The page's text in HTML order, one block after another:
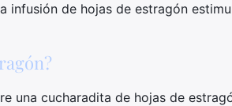
infusión de hojas de estragón
una cucharadita de hojas de